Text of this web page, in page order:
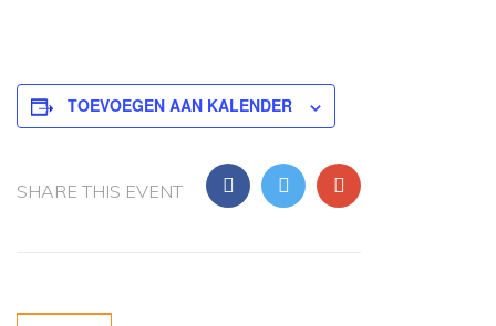
TOEVOEGEN AAN KALENDER
SHARE THIS EVENT